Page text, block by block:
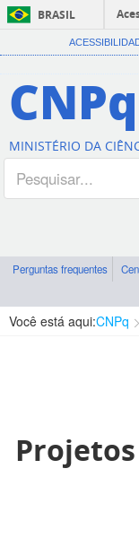
BRASIL
CNPq
MINISTÉRIO DA
Perguntas frequentes
Você está aqui:CNPq